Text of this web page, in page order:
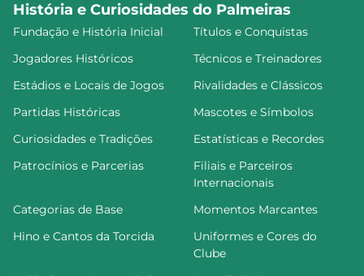
História e Curiosidades do Palmeiras
Fundação e História Inicial
Títulos e Conquistas
Jogadores Históricos
Técnicos e Treinadores
Estádios e Locais de Jogos
Rivalidades e Clássicos
Partidas Históricas
Mascotes e Símbolos
Curiosidades e Tradições
Estatísticas e Recordes
Patrocínios e Parcerias
Filiais e Parceiros
Internacionais
Categorias de Base
Momentos Marcantes
Hino e Cantos da Torcida
Uniformes e Cores do
Clube